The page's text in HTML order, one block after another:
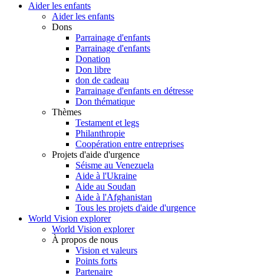
Aider les enfants
Aider les enfants
Dons
Parrainage d'enfants
Parrainage d'enfants
Donation
Don libre
don de cadeau
Parrainage d'enfants en détresse
Don thématique
Thèmes
Testament et legs
Philanthropie
Coopération entre entreprises
Projets d'aide d'urgence
Séisme au Venezuela
Aide à l'Ukraine
Aide au Soudan
Aide à l'Afghanistan
Tous les projets d'aide d'urgence
World Vision explorer
World Vision explorer
À propos de nous
Vision et valeurs
Points forts
Partenaire